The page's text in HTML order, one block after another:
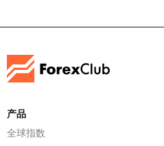
产品
全球指数